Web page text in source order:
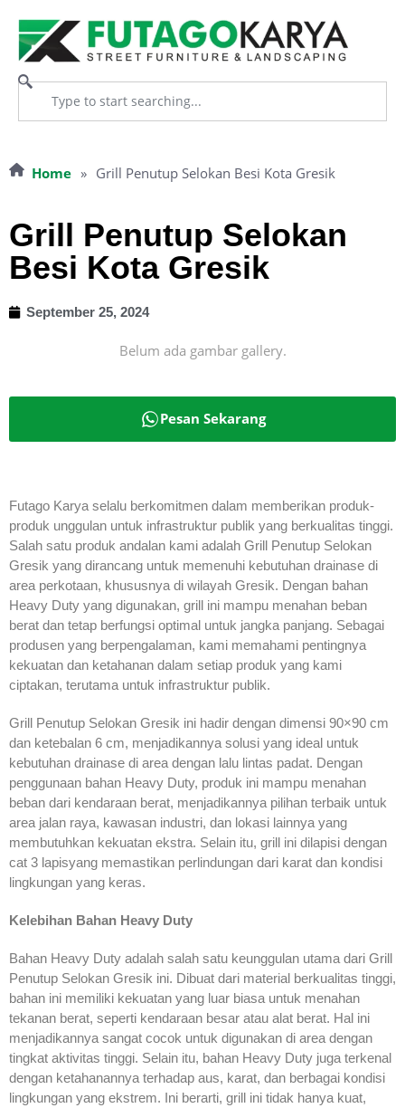
Home » Grill Penutup Selokan Besi Kota Gresik
Grill Penutup Selokan
Besi Kota Gresik
September 25, 2024
Belum ada gambar gallery.
Pesan Sekarang
Futago Karya selalu berkomitmen dalam memberikan produk-
produk unggulan untuk infrastruktur publik yang berkualitas tinggi.
Salah satu produk andalan kami adalah Grill Penutup Selokan
Gresik yang dirancang untuk memenuhi kebutuhan drainase di
area perkotaan, khususnya di wilayah Gresik. Dengan bahan
Heavy Duty yang digunakan, grill ini mampu menahan beban
berat dan tetap berfungsi optimal untuk jangka panjang. Sebagai
produsen yang berpengalaman, kami memahami pentingnya
kekuatan dan ketahanan dalam setiap produk yang kami
ciptakan, terutama untuk infrastruktur publik.
Grill Penutup Selokan Gresik ini hadir dengan dimensi 90×90 cm
dan ketebalan 6 cm, menjadikannya solusi yang ideal untuk
kebutuhan drainase di area dengan lalu lintas padat. Dengan
penggunaan bahan Heavy Duty, produk ini mampu menahan
beban dari kendaraan berat, menjadikannya pilihan terbaik untuk
area jalan raya, kawasan industri, dan lokasi lainnya yang
membutuhkan kekuatan ekstra. Selain itu, grill ini dilapisi dengan
cat 3 lapisyang memastikan perlindungan dari karat dan kondisi
lingkungan yang keras.
Kelebihan Bahan Heavy Duty
Bahan Heavy Duty adalah salah satu keunggulan utama dari Grill
Penutup Selokan Gresik ini. Dibuat dari material berkualitas tinggi,
bahan ini memiliki kekuatan yang luar biasa untuk menahan
tekanan berat, seperti kendaraan besar atau alat berat. Hal ini
menjadikannya sangat cocok untuk digunakan di area dengan
tingkat aktivitas tinggi. Selain itu, bahan Heavy Duty juga terkenal
dengan ketahanannya terhadap aus, karat, dan berbagai kondisi
lingkungan yang ekstrem. Ini berarti, grill ini tidak hanya kuat,